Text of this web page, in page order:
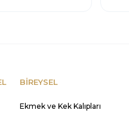
BİREYSEL
Ekmek ve Kek Kalıpları